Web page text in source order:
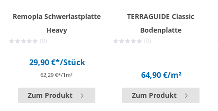
Remopla Schwerlastplatte
Heavy
(0)
29,90 €*/Stück
62,29 €*/1m²
Zum Produkt
TERRAGUIDE Classic
Bodenplatte
(0)
64,90 €/m²
Zum Produkt